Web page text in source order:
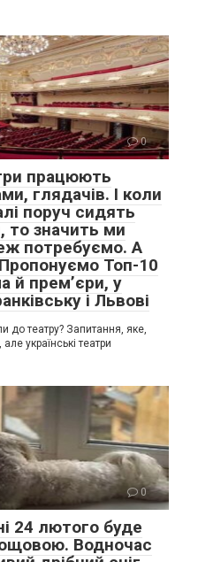
0
працюють
глядачів. І коли
поруч сидять
то значить ми
потребуємо. А
Топ-10
й прем’єри, у
і Львові
до театру? Запитання, яке,
українські театри
0
24 лютого буде
Водночас